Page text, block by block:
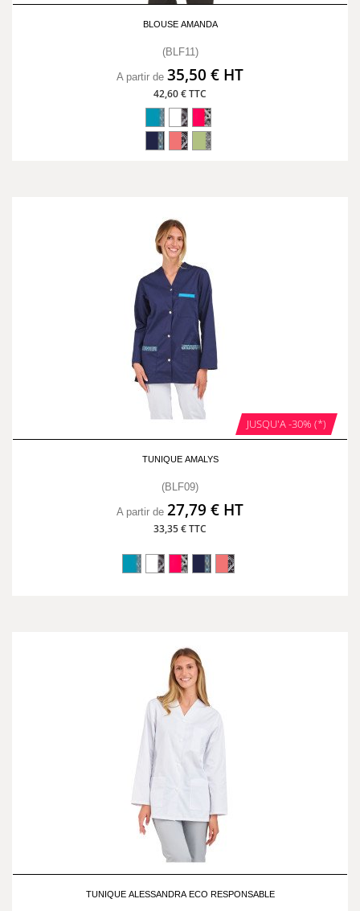
BLOUSE AMANDA
(BLF11)
A partir de 35,50 € HT
42,60 € TTC
JUSQU'A -30% (*)
TUNIQUE AMALYS
(BLF09)
A partir de 27,79 € HT
33,35 € TTC
TUNIQUE ALESSANDRA ECO RESPONSABLE